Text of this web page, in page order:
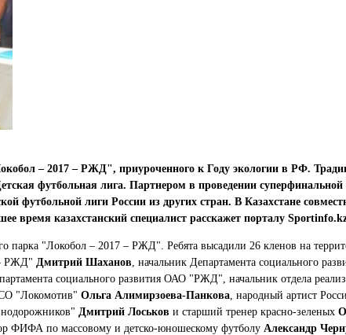
– 2017 – РЖД", приуроченного к Году экологии в РФ.
футбольная лига. Партнером в проведении суперфинальной
футбольной лиги России из других стран. В Казахстане
время казахстанский специалист расскажет порталу
парка "Локобол – 2017 – РЖД". Ребята высадили 26 кленов на
– РЖД" Дмитрий Шаханов , начальник Департамента социального
социального развития ОАО "РЖД", начальник отдела
"Локомотив" Ольга Алимирзоева-Панкова , народный артист
Дмитрий Лоськов и старший тренер красно-зеленых
ФИФА по массовому и детско-юношескому футболу Александр